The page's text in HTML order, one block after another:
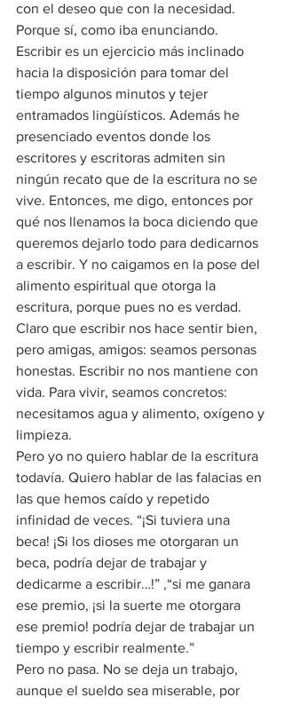
con el deseo que con la necesidad.
Porque sí, como iba enunciando.
Escribir es un ejercicio más inclinado
hacia la disposición para tomar del
tiempo algunos minutos y tejer
entramados lingüísticos. Además he
presenciado eventos donde los
escritores y escritoras admiten sin
ningún recato que de la escritura no se
vive. Entonces, me digo, entonces por
qué nos llenamos la boca diciendo que
queremos dejarlo todo para dedicarnos
a escribir. Y no caigamos en la pose del
alimento espiritual que otorga la
escritura, porque pues no es verdad.
Claro que escribir nos hace sentir bien,
pero amigas, amigos: seamos personas
honestas. Escribir no nos mantiene con
vida. Para vivir, seamos concretos:
necesitamos agua y alimento, oxígeno y
limpieza.
Pero yo no quiero hablar de la escritura
todavía. Quiero hablar de las falacias en
las que hemos caído y repetido
infinidad de veces. “¡Si tuviera una
beca! ¡Si los dioses me otorgaran un
beca, podría dejar de trabajar y
dedicarme a escribir…!” ,“si me ganara
ese premio, ¡si la suerte me otorgara
ese premio! podría dejar de trabajar un
tiempo y escribir realmente.”
Pero no pasa. No se deja un trabajo,
aunque el sueldo sea miserable, por